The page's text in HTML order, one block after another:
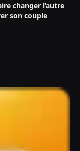
changer l’autre
son couple